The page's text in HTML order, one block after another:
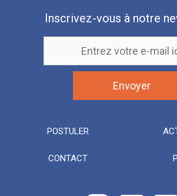
Inscrivez-vous à notre
POSTULER
CONTACT